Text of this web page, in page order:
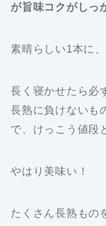
が旨味コクがしっ
素晴らしい1本に
長く寝かせたら必
長熟に負けないも
で、けっこう値段
やはり美味い！
たくさん長熟もの